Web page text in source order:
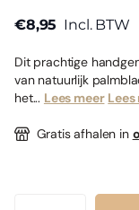
€8,95 Incl. BTW
Dit prachtige
van natuurlijk
het... Lees meer
Gratis afhalen in